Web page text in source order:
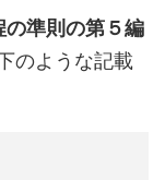
の準則の第５編
のような記載